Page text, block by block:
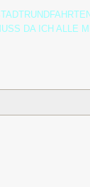
DA ICH ALLE